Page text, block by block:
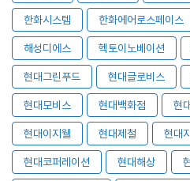
한화시스템 한화에어로스페이스
해성디에스 헥토이노베이션
현대그린푸드 현대글로비스
현대모비스 현대백화점 현
현대이지웰 현대제철 현대
현대코퍼레이션 현대해상